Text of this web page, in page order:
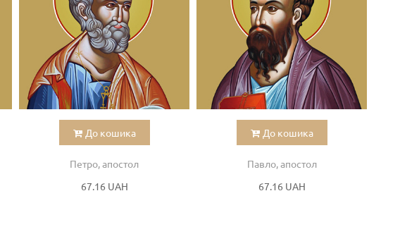
До кошика
Петро, апостол
67.16 UAH
До кошика
Павло, апостол
67.16 UAH